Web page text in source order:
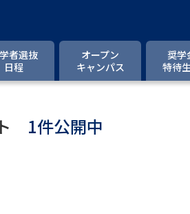
大
新増設大学・学部・学科
者選抜
日程
オープン
キャンパス
奨学
特待
1件公開中